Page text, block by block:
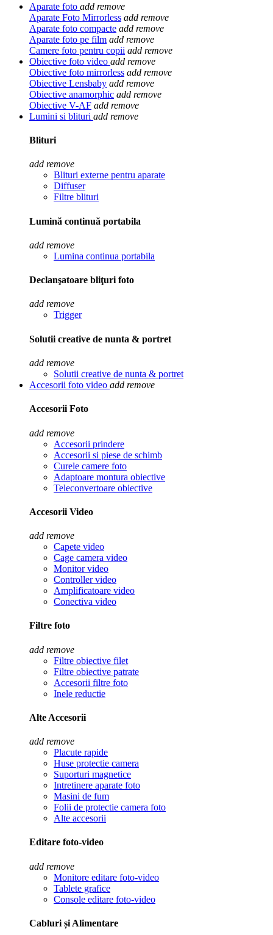
Aparate foto add remove
Aparate Foto Mirrorless add remove
Aparate foto compacte add remove
Aparate foto pe film add remove
Camere foto pentru copii add remove
Obiective foto video add remove
Obiective foto mirrorless add remove
Obiective Lensbaby add remove
Obiective anamorphic add remove
Obiective V-AF add remove
Lumini si blituri add remove
Blituri
add remove
Blituri externe pentru aparate
Diffuser
Filtre blituri
Lumină continuă portabila
add remove
Lumina continua portabila
Declanşatoare bliţuri foto
add remove
Trigger
Solutii creative de nunta & portret
add remove
Solutii creative de nunta & portret
Accesorii foto video add remove
Accesorii Foto
add remove
Accesorii prindere
Accesorii si piese de schimb
Curele camere foto
Adaptoare montura obiective
Teleconvertoare obiective
Accesorii Video
add remove
Capete video
Cage camera video
Monitor video
Controller video
Amplificatoare video
Conectiva video
Filtre foto
add remove
Filtre obiective filet
Filtre obiective patrate
Accesorii filtre foto
Inele reductie
Alte Accesorii
add remove
Placute rapide
Huse protectie camera
Suporturi magnetice
Intretinere aparate foto
Masini de fum
Folii de protectie camera foto
Alte accesorii
Editare foto-video
add remove
Monitore editare foto-video
Tablete grafice
Console editare foto-video
Cabluri și Alimentare